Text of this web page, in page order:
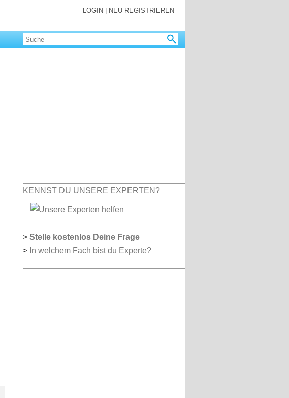
LOGIN NEU REGISTRIEREN
KENNST DU UNSERE EXPERTEN?
> Stelle kostenlos Deine Frage
> In welchem Fach bist du Experte?